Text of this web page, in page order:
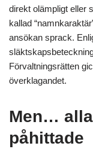
direkt olämpligt eller
kallad
ansökan sprack.
Förvaltningsrätten
överklagandet.
Men…
påhittade